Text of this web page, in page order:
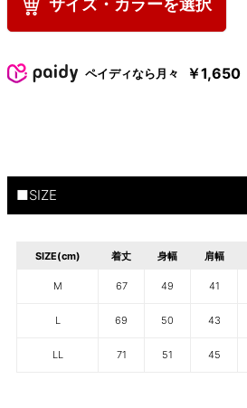
サイズ・カラーを選択
ペイディなら月々 ￥1,650
■SIZE
SIZE(cm) 着丈 身幅 肩幅
M 67 49 41
L 69 50 43
LL 71 51 45